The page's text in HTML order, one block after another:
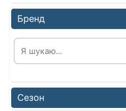
Бренд
Сезон